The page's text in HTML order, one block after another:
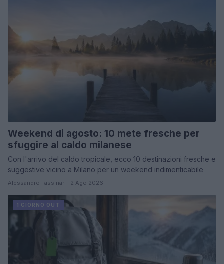
Weekend di agosto: 10 mete fresche per
sfuggire al caldo milanese
Con l'arrivo del caldo tropicale, ecco 10 destinazioni fresche e
suggestive vicino a Milano per un weekend indimenticabile
Alessandro Tassinari · 2 Ago 2026
1 GIORNO OUT